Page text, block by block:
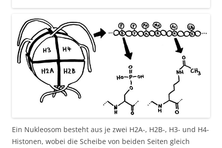
Ein Nukleosom besteht aus je zwei H2A-, H2B-, H3- und H4-
Histonen, wobei die Scheibe von beiden Seiten gleich